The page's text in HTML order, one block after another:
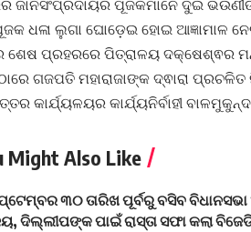
ଜାନିସଂପ୍ରଦାୟର ପୂଜକମାନେ ଦୁଇ
ଧଳା ଲୁଗା ଘୋଡ଼େଇ ହୋଇ ଆଜ୍ଞାମାଳ
ଶେଷ ପ୍ରହରରେ ପିତ୍ରାଳୟ ଦକ୍ଷେଶ୍ଵର
ଗଜପତି ମହାରାଜାଙ୍କ ଦ୍ଵାରା
କାର୍ଯ୍ୟଳୟର କାର୍ଯ୍ୟନିର୍ବାହୀ
Might Also Like
୩୦ ତାରିଖ ପୂର୍ବରୁ ବସିବ
ଦିଲ୍ଲୀପଙ୍କ ପାଇଁ ରାସ୍ତା ସଫା କଲା